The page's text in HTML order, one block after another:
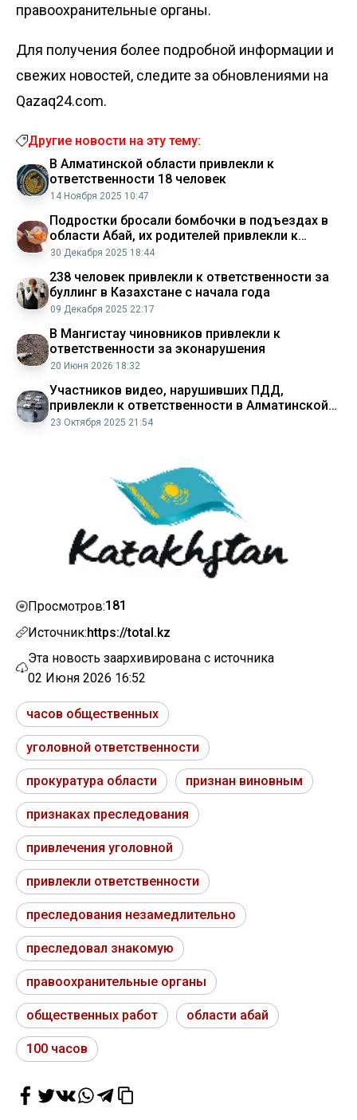
правоохранительные органы.
Для получения более подробной информации и
свежих новостей, следите за обновлениями на
Qazaq24.com.
Другие новости на эту тему:
В Алматинской области привлекли к
ответственности 18 человек
14 Ноября 2025 10:47
Подростки бросали бомбочки в подъездах в
области Абай, их родителей привлекли к
ответственности
30 Декабря 2025 18:44
238 человек привлекли к ответственности за
буллинг в Казахстане с начала года
09 Декабря 2025 22:17
В Мангистау чиновников привлекли к
ответственности за эконарушения
20 Июня 2026 18:32
Участников видео, нарушивших ПДД,
привлекли к ответственности в Алматинской
области
23 Октября 2025 21:54
Просмотров:181
Источник:https://total.kz
Эта новость заархивирована с источника
02 Июня 2026 16:52
часов общественных
уголовной ответственности
прокуратура области признан виновным
признаках преследования
привлечения уголовной
привлекли ответственности
преследования незамедлительно
преследовал знакомую
правоохранительные органы
общественных работ области абай
100 часов